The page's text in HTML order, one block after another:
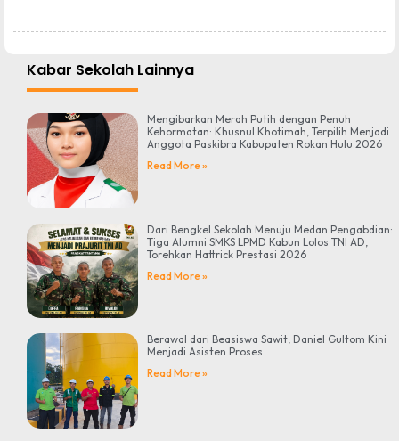
Kabar Sekolah Lainnya
Mengibarkan Merah Putih dengan Penuh
Kehormatan: Khusnul Khotimah, Terpilih Menjadi
Anggota Paskibra Kabupaten Rokan Hulu 2026
Read More »
Dari Bengkel Sekolah Menuju Medan Pengabdian:
Tiga Alumni SMKS LPMD Kabun Lolos TNI AD,
Torehkan Hattrick Prestasi 2026
Read More »
Berawal dari Beasiswa Sawit, Daniel Gultom Kini
Menjadi Asisten Proses
Read More »